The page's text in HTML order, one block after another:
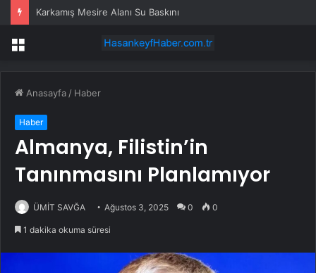
Karkamış Mesire Alanı Su Baskını
Menü
Anasayfa / Haber
Haber
Almanya, Filistin’in
Tanınmasını Planlamıyor
ÜMİT SAVĞA Ağustos 3, 2025 0 0
1 dakika okuma süresi